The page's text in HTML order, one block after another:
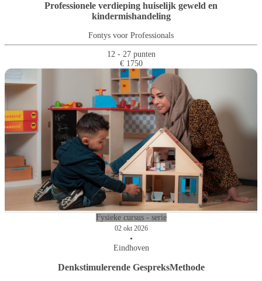
Professionele verdieping huiselijk geweld en
kindermishandeling
Fontys voor Professionals
12 - 27 punten
€ 1750
Fysieke cursus - serie
02 okt 2026
•
Eindhoven
Denkstimulerende GespreksMethode